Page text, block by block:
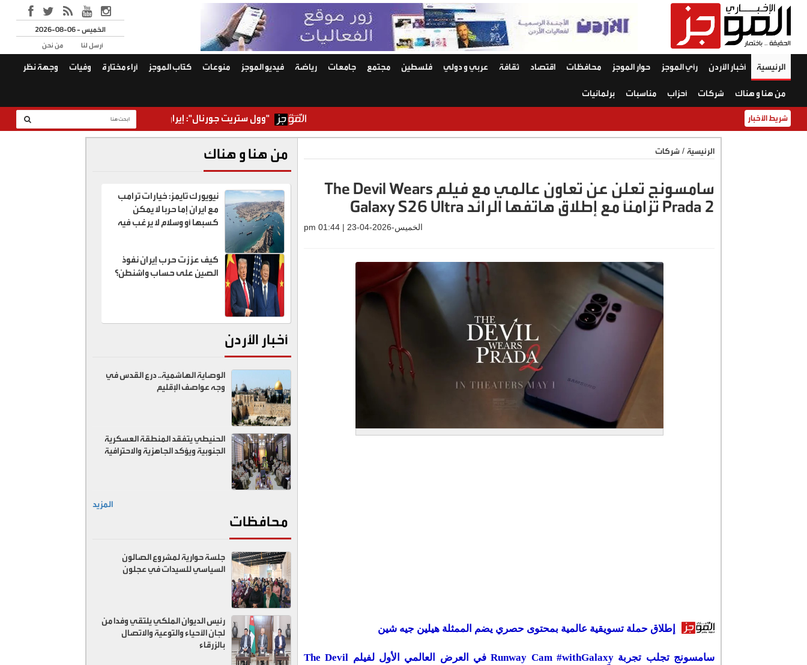
2026-08-06 - الخميس
من نحن
أرسل لنا
الرئيسية أخبار الأردن رأي الموجز حوار الموجز محافظات اقتصاد ثقافة عربي و دولي فلسطين مجتمع جامعات رياضة فيديو الموجز منوعات كتّاب الموجز آراء مختارة وفيات وجهة نظر
من هنا و هناك شركات أحزاب مناسبات برلمانيات
شريط الأخبار "وول ستريت جورنال": إيران وعُمان اتفقتا على خطة لفتح مضيق هرمز
الرئيسية / شركات
سامسونج تعلن عن تعاون عالمي مع فيلم The Devil Wears
Prada 2 تزامناً مع إطلاق هاتفها الرائد Galaxy S26 Ultra
الخميس-2026-04-23 | 01:44 pm
إطلاق حملة تسويقية عالمية بمحتوى حصري يضم الممثلة هيلين جيه شين
سامسونج تجلب تجربة Runway Cam #withGalaxy في العرض العالمي الأول لفيلم The Devil
من هنا و هناك
نيويورك تايمز: خيارات ترامب
مع ايران إما حربا لا يمكن
كسبها أو وسلام لا يرغب فيه
كيف عززت حرب إيران نفوذ
الصين على حساب واشنطن؟
أخبار الأردن
الوصاية الهاشمية.. درع القدس في
وجه عواصف الإقليم
الحنيطي يتفقد المنطقة العسكرية
الجنوبية ويؤكد الجاهزية والاحترافية
المزيد
محافظات
جلسة حوارية لمشروع الصالون
السياسي للسيدات في عجلون
رئيس الديوان الملكي يلتقي وفدا من
لجان الأحياء والتوعية والاتصال
بالزرقاء